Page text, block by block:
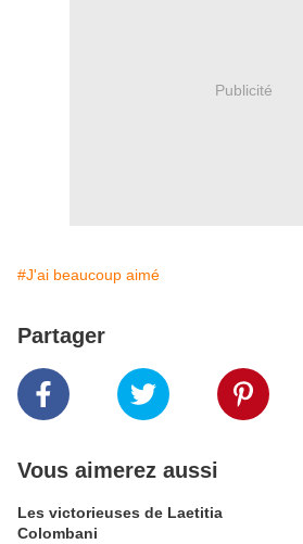
Publicité
#J'ai beaucoup aimé
Partager
Vous aimerez aussi
Les victorieuses de Laetitia
Colombani